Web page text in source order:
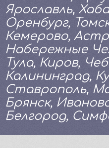
Ярославль,
Оренбург,
Кемерово,
Набережные
Тула, Киров,
Калининград,
Ставрополь,
Брянск,
Белгород,